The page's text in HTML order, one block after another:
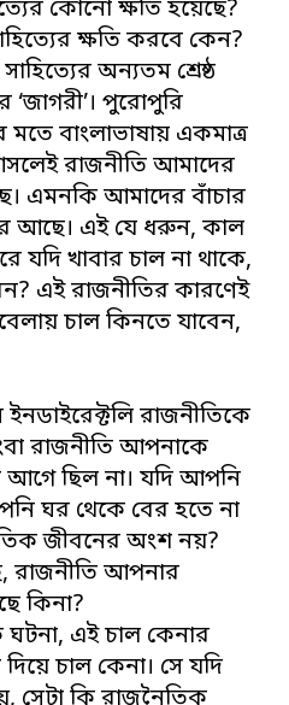
কোনো ক্ষতি হয়েছে?
ক্ষতি করবে কেন?
অন্যতম শ্রেষ্ঠ
‘জাগরী’। পুরোপুরি
বাংলাভাষায় একমাত্র
রাজনীতি আমাদের
এমনকি আমাদের বাঁচার
আছে। এই যে ধরুন, কাল
খাবার চাল না থাকে,
এই রাজনীতির কারণেই
চাল কিনতে যাবেন,
রাজনীতিকে
রাজনীতি আপনাকে
আগে ছিল না। যদি আপনি
ঘর থেকে বের হতে না
জীবনের অংশ নয়?
রাজনীতি আপনার
কিনা?
এই চাল কেনার
দিয়ে চাল কেনা। সে যদি